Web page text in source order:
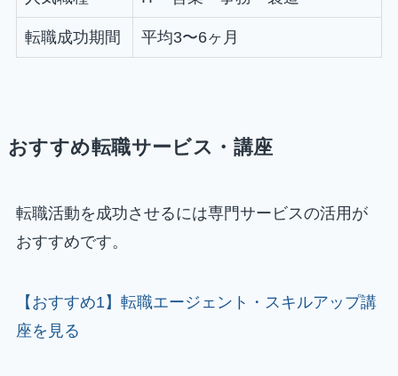
転職成功期間 平均3〜6ヶ月
おすすめ転職サービス・講座
転職活動を成功させるには専門サービスの活用が
おすすめです。
【おすすめ1】転職エージェント・スキルアップ講
座を見る